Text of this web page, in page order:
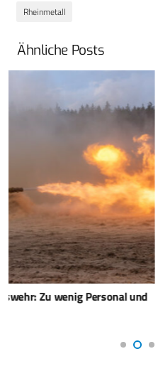
Rheinmetall
Ähnliche Posts
LOG.NET: Militärische